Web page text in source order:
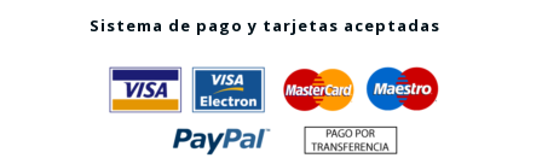
Sistema de pago y tarjetas aceptadas